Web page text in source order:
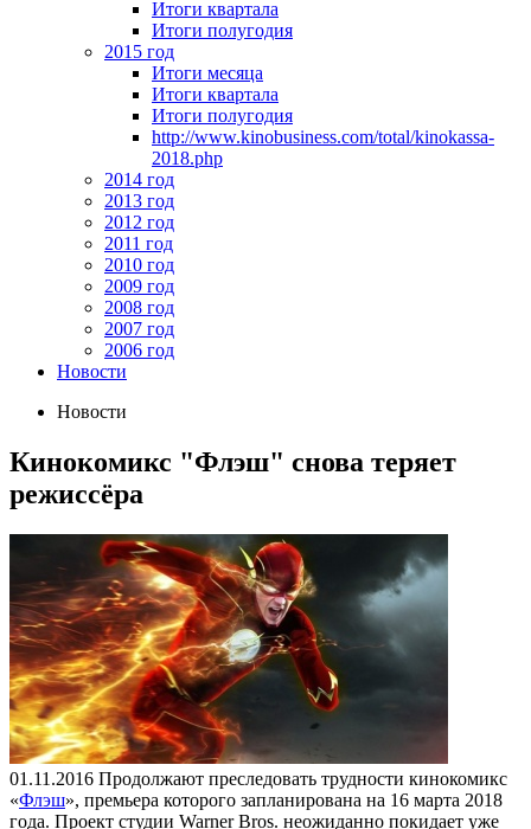
Итоги квартала
Итоги полугодия
2015 год
Итоги месяца
Итоги квартала
Итоги полугодия
http://www.kinobusiness.com/total/kinokassa-
2018.php
2014 год
2013 год
2012 год
2011 год
2010 год
2009 год
2008 год
2007 год
2006 год
Новости
Новости
Кинокомикс "Флэш" снова теряет
режиссёра
01.11.2016 Продолжают преследовать трудности кинокомикс
«Флэш», премьера которого запланирована на 16 марта 2018
года. Проект студии Warner Bros. неожиданно покидает уже